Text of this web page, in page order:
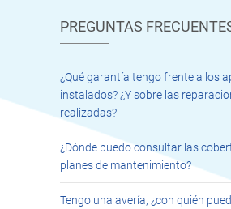
PREGUNTAS
¿Qué garantía tengo frente a los
instalados? ¿Y sobre las
realizadas?
¿Dónde puedo consultar las
planes de mantenimiento?
Tengo una avería, ¿con quién